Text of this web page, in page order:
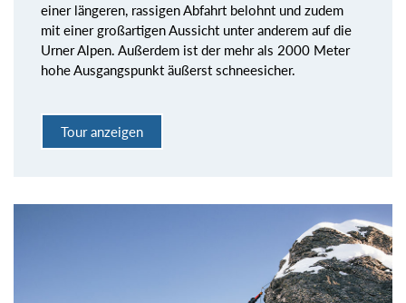
einer längeren, rassigen Abfahrt belohnt und zudem
mit einer großartigen Aussicht unter anderem auf die
Urner Alpen. Außerdem ist der mehr als 2000 Meter
hohe Ausgangspunkt äußerst schneesicher.
Tour anzeigen